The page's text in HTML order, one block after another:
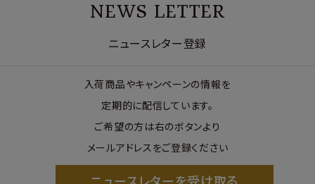
NEWS LETTER
ニュースレター登録
入荷商品やキャンペーンの情報を
定期的に配信しています。
ご希望の方は右のボタンより
メールアドレスをご登録ください
ニュースレターを受け取る